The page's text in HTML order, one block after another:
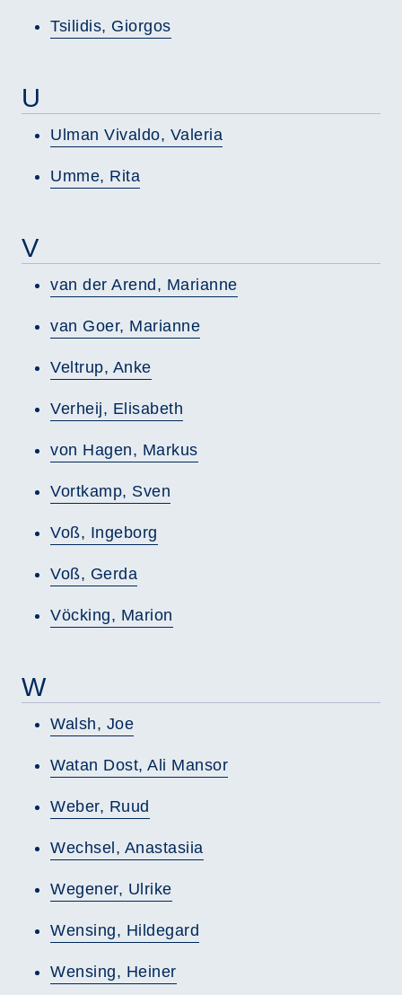
Tsilidis, Giorgos
U
Ulman Vivaldo, Valeria
Umme, Rita
V
van der Arend, Marianne
van Goer, Marianne
Veltrup, Anke
Verheij, Elisabeth
von Hagen, Markus
Vortkamp, Sven
Voß, Ingeborg
Voß, Gerda
Vöcking, Marion
W
Walsh, Joe
Watan Dost, Ali Mansor
Weber, Ruud
Wechsel, Anastasiia
Wegener, Ulrike
Wensing, Hildegard
Wensing, Heiner